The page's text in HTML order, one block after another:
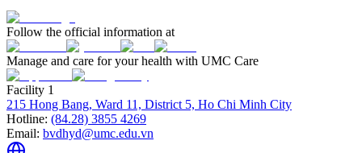
Follow the official information at
Manage and care for your health with UMC Care
Facility 1
215 Hong Bang, Ward 11, District 5, Ho Chi Minh City
Hotline: (84.28) 3855 4269
Email: bvdhyd@umc.edu.vn